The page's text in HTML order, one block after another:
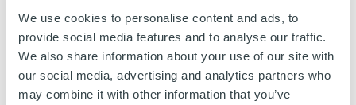
We use cookies to personalise content and ads, to
provide social media features and to analyse our traffic.
We also share information about your use of our site with
our social media, advertising and analytics partners who
may combine it with other information that you’ve